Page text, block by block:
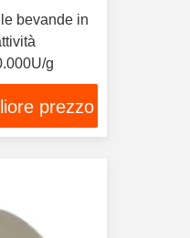
bevande in
g
prezzo